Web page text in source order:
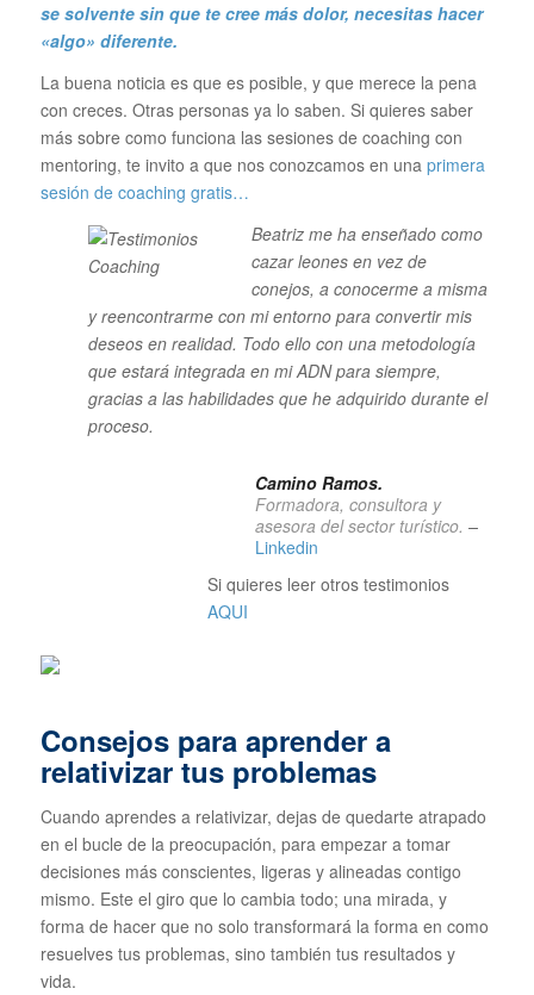
se solvente sin que te cree más dolor, necesitas hacer
«algo» diferente.
La buena noticia es que es posible, y que merece la pena
con creces. Otras personas ya lo saben. Si quieres saber
más sobre como funciona las sesiones de coaching con
mentoring, te invito a que nos conozcamos en una primera
sesión de coaching gratis…
Beatriz me ha enseñado como
cazar leones en vez de
conejos, a conocerme a misma
y reencontrarme con mi entorno para convertir mis
deseos en realidad. Todo ello con una metodología
que estará integrada en mi ADN para siempre,
gracias a las habilidades que he adquirido durante el
proceso.
Camino Ramos.
Formadora, consultora y
asesora del sector turístico. –
Linkedin
Si quieres leer otros testimonios
AQUI
Consejos para aprender a
relativizar tus problemas
Cuando aprendes a relativizar, dejas de quedarte atrapado
en el bucle de la preocupación, para empezar a tomar
decisiones más conscientes, ligeras y alineadas contigo
mismo. Este el giro que lo cambia todo; una mirada, y
forma de hacer que no solo transformará la forma en como
resuelves tus problemas, sino también tus resultados y
vida.